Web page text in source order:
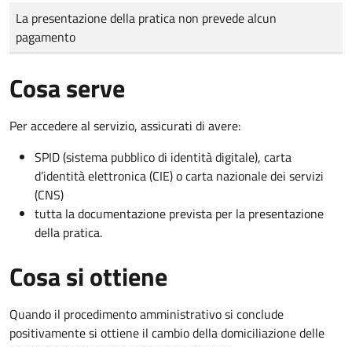
Tipo di pagamento
Importo
La presentazione della pratica non prevede alcun
pagamento
Cosa serve
Per accedere al servizio, assicurati di avere:
SPID (sistema pubblico di identità digitale), carta
d’identità elettronica (CIE) o carta nazionale dei servizi
(CNS)
tutta la documentazione prevista per la presentazione
della pratica.
Cosa si ottiene
Quando il procedimento amministrativo si conclude
positivamente si ottiene il cambio della domiciliazione delle